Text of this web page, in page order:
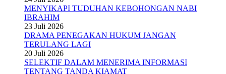
MENYIKAPI TUDUHAN KEBOHONGAN NABI
IBRAHIM
23 Juli 2026
DRAMA PENEGAKAN HUKUM JANGAN
TERULANG LAGI
20 Juli 2026
SELEKTIF DALAM MENERIMA INFORMASI
TENTANG TANDA KIAMAT